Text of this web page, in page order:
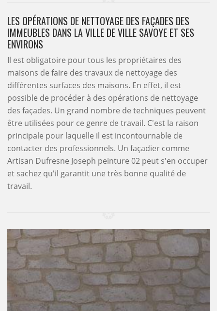
LES OPÉRATIONS DE NETTOYAGE DES FAÇADES DES
IMMEUBLES DANS LA VILLE DE VILLE SAVOYE ET SES
ENVIRONS
Il est obligatoire pour tous les propriétaires des
maisons de faire des travaux de nettoyage des
différentes surfaces des maisons. En effet, il est
possible de procéder à des opérations de nettoyage
des façades. Un grand nombre de techniques peuvent
être utilisées pour ce genre de travail. C'est la raison
principale pour laquelle il est incontournable de
contacter des professionnels. Un façadier comme
Artisan Dufresne Joseph peinture 02 peut s'en occuper
et sachez qu'il garantit une très bonne qualité de
travail.